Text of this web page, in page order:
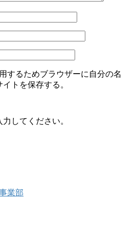
するためブラウザーに自分の名
トを保存する。
してください。
業部